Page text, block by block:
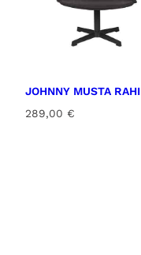
JOHNNY MUSTA RAHI
289,00 €